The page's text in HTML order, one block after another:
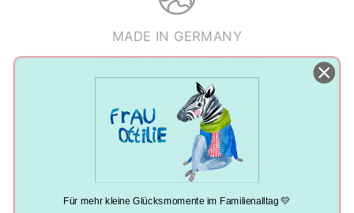
MADE IN GERMANY
Lokale Produktion in DE und AT
Für mehr kleine Glücksmomente im Familienalltag 💛